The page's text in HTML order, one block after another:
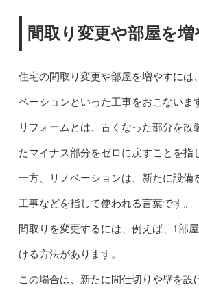
間取り変更や部屋を
住宅の間取り変更や部屋を増やすには
ベーションといった工事をおこないま
リフォームとは、古くなった部分を改
たマイナス部分をゼロに戻すことを指
一方、リノベーションは、新たに設備
工事などを指して使われる言葉です。
間取りを変更するには、例えば、1部
ける方法があります。
この場合は、新たに間仕切りや壁を設